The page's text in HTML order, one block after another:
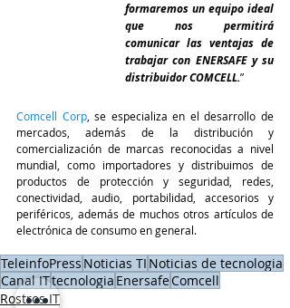
formaremos un equipo ideal
que nos permitirá
comunicar las ventajas de
trabajar con ENERSAFE y su
distribuidor COMCELL.”
Comcell Corp, se especializa en el desarrollo de
mercados, además de la distribución y
comercialización de marcas reconocidas a nivel
mundial, como importadores y distribuimos de
productos de protección y seguridad, redes,
conectividad, audio, portabilidad, accesorios y
periféricos, además de muchos otros artículos de
electrónica de consumo en general.
TeleinfoPress Noticias TI Noticias de tecnologia
Canal ITtecnologia EnersafeComcell
Rostros IT